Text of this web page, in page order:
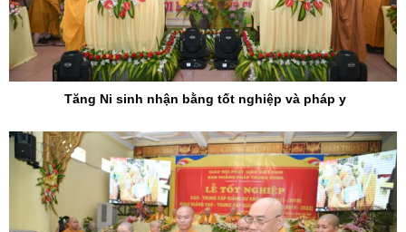
Tăng Ni sinh nhận bằng tốt nghiệp và pháp y